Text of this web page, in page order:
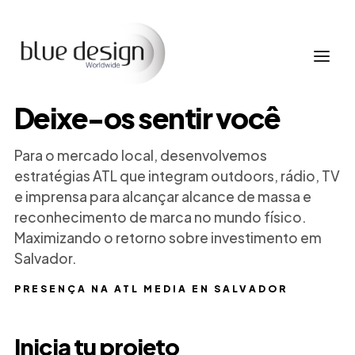
PRESENÇA NA ATL MEDIA EN SALVADOR
Deixe-os sentir você
Para o mercado local, desenvolvemos
estratégias ATL que integram outdoors, rádio, TV
e imprensa para alcançar alcance de massa e
reconhecimento de marca no mundo físico.
Maximizando o retorno sobre investimento em
Salvador.
Inicia tu projeto